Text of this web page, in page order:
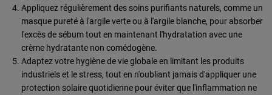
Appliquez régulièrement des soins purifiants naturels, comme un
masque pureté à l'argile verte ou à l'argile blanche, pour absorber
l'excès de sébum tout en maintenant l'hydratation avec une
crème hydratante non comédogène.
Adaptez votre hygiène de vie globale en limitant les produits
industriels et le stress, tout en n'oubliant jamais d'appliquer une
protection solaire quotidienne pour éviter que l'inflammation ne